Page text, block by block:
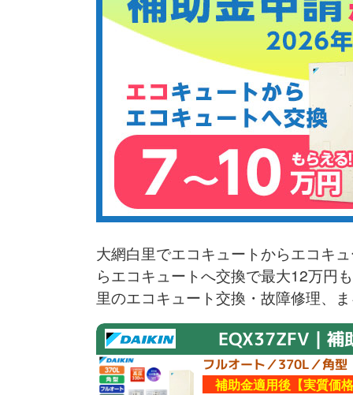
大網白里でエコキュートからエコキ
らエコキュートへ交換で最大12万円
里のエコキュート交換・故障修理、
EQX37ZFV｜補
フルオート／370L／角型
補助金適用後【実質価